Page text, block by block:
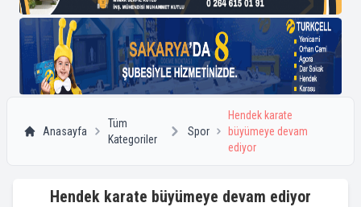
Anasayfa
Tüm
Kategoriler
Spor
Hendek karate
büyümeye devam
ediyor
Hendek karate büyümeye devam ediyor